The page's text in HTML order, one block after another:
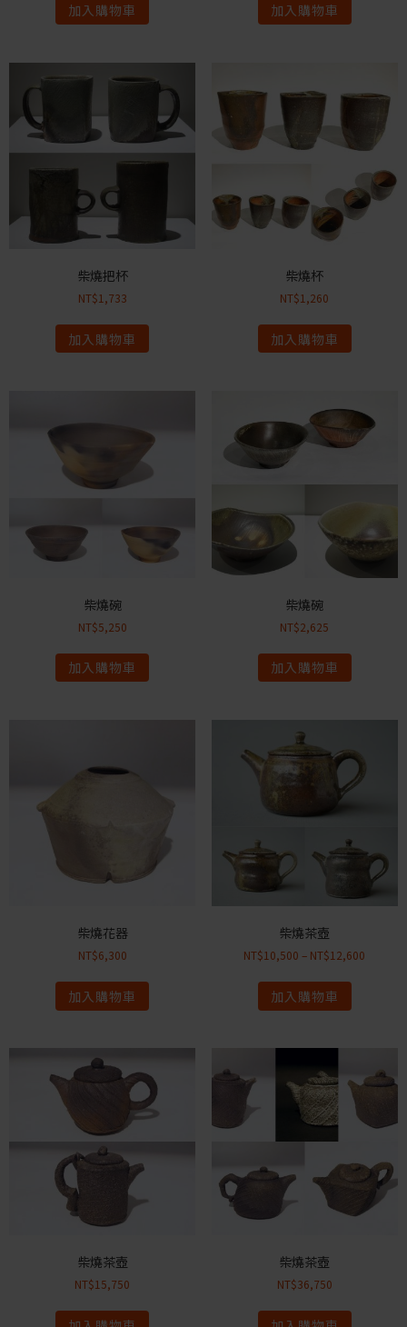
加入購物車 加入購物車
柴燒把杯
NT$1,733
加入購物車
柴燒杯
NT$1,260
加入購物車
柴燒碗
NT$5,250
加入購物車
柴燒碗
NT$2,625
加入購物車
柴燒花器
NT$6,300
加入購物車
柴燒茶壺
NT$10,500 – NT$12,600
加入購物車
柴燒茶壺
NT$15,750
柴燒茶壺
NT$36,750